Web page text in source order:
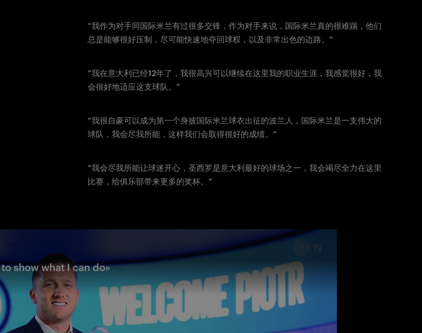
“我作为对手同国际米兰有过很多交锋，作为对手来说，国际米兰真的很难踢，他们
总是能够很好压制，尽可能快速地夺回球权，以及非常出色的边路。”
“我在意大利已经12年了，我很高兴可以继续在这里我的职业生涯，我感觉很好，我
会很好地适应这支球队。”
“我很自豪可以成为第一个身披国际米兰球衣出征的波兰人，国际米兰是一支伟大的
球队，我会尽我所能，这样我们会取得很好的成绩。”
“我会尽我所能让球迷开心，圣西罗是意大利最好的球场之一，我会竭尽全力在这里
比赛，给俱乐部带来更多的奖杯。”
show what I can do»